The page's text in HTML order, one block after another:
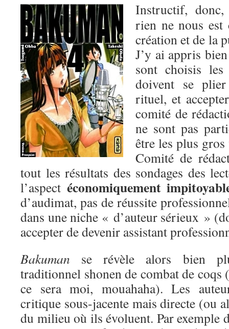
Instructif, donc,
rien ne nous est
création et de la
J’y ai appris
sont choisis
doivent se
rituel, et
comité de
ne sont pas
être les plus
Comité de
tout les résultats des sondages des
l’aspect économiquement
d’audimat, pas de réussite
dans une niche « d’auteur sérieux »
accepter de devenir assistant
Bakuman se révèle alors bien
traditionnel shonen de combat de coqs
ce sera moi, mouahaha). Les
critique sous-jacente mais directe (ou
du milieu où ils évoluent. Par exemple